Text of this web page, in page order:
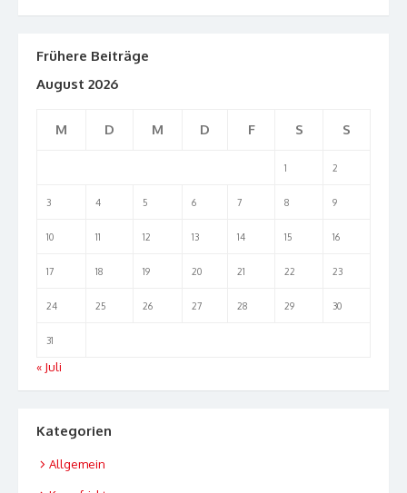
Frühere Beiträge
August 2026
M D M D F S S
1 2
3 4 5 6 7 8 9
10 11 12 13 14 15 16
17 18 19 20 21 22 23
24 25 26 27 28 29 30
31
« Juli
Kategorien
Allgemein